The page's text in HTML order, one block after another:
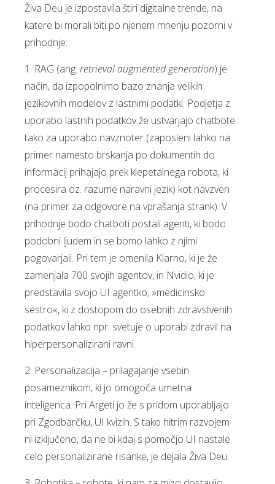
Živa Deu je izpostavila štiri digitalne trende, na
katere bi morali biti po njenem mnenju pozorni v
prihodnje:
1. RAG (ang. retrieval augmented generation) je
način, da izpopolnimo bazo znanja velikih
jezikovnih modelov z lastnimi podatki. Podjetja z
uporabo lastnih podatkov že ustvarjajo chatbote
tako za uporabo navznoter (zaposleni lahko na
primer namesto brskanja po dokumentih do
informacij prihajajo prek klepetalnega robota, ki
procesira oz. razume naravni jezik) kot navzven
(na primer za odgovore na vprašanja strank). V
prihodnje bodo chatboti postali agenti, ki bodo
podobni ljudem in se bomo lahko z njimi
pogovarjali. Pri tem je omenila Klarno, ki je že
zamenjala 700 svojih agentov, in Nvidio, ki je
predstavila svojo UI agentko, »medicinsko
sestro«, ki z dostopom do osebnih zdravstvenih
podatkov lahko npr. svetuje o uporabi zdravil na
hiperpersonalizirani ravni.
2. Personalizacija – prilagajanje vsebin
posameznikom, ki jo omogoča umetna
inteligenca. Pri Argeti jo že s pridom uporabljajo
pri Zgodbarčku, UI kvizih. S tako hitrim razvojem
ni izključeno, da ne bi kdaj s pomočjo UI nastale
celo personalizirane risanke, je dejala Živa Deu.